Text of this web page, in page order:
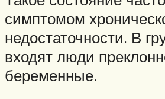
симптомом
недостаточности. В
входят люди
беременные.